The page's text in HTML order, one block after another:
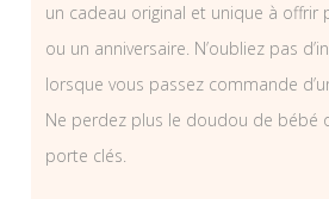
un cadeau original et unique à offrir
ou un anniversaire. N’oubliez pas
lorsque vous passez commande
Ne perdez plus le doudou de bébé
porte clés.